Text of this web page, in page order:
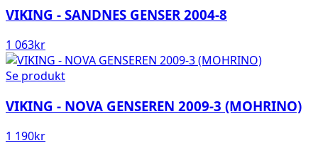
VIKING - SANDNES GENSER 2004-8
1 063kr
Se produkt
VIKING - NOVA GENSEREN 2009-3 (MOHRINO)
1 190kr